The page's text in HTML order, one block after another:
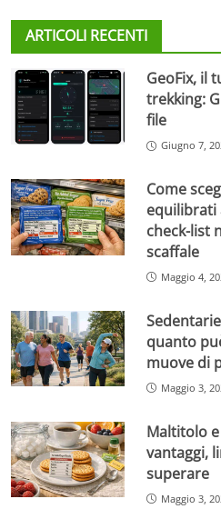
ARTICOLI RECENTI
GeoFix, il
trekking:
file
Giugno 7,
Come
equilibrati
check-list
scaffale
Maggio 4,
quanto
muove di
Maggio 3,
Maltitolo
vantaggi,
superare
Maggio 3,